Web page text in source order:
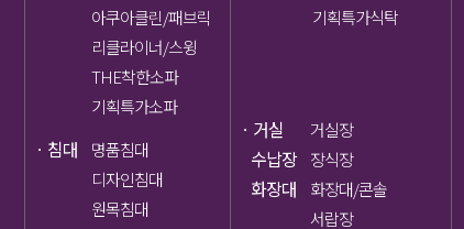
아쿠아클린/패브릭
리클라이너/스윙
THE착한소파
기획특가소파
ㆍ침대
명품침대
디자인침대
원목침대
기획특가식탁
ㆍ거실
수납장
화장대
거실장
장식장
화장대/콘솔
서랍장